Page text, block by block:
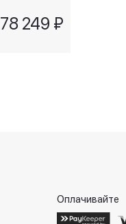
78 249 ₽
Оплачивайте